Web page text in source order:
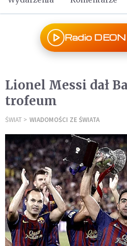
Radio
Lionel Messi dał
trofeum
ŚWIAT WIADOMOŚCI ZE ŚWIATA